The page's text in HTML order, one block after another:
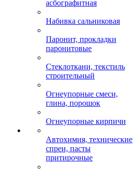
асбографитная
Набивка сальниковая
Паронит, прокладки
паронитовые
Стеклоткани, текстиль
строительный
Огнеупорные смеси,
глина, порошок
Огнеупорные кирпичи
Автохимия, технические
спреи, пасты
притирочные